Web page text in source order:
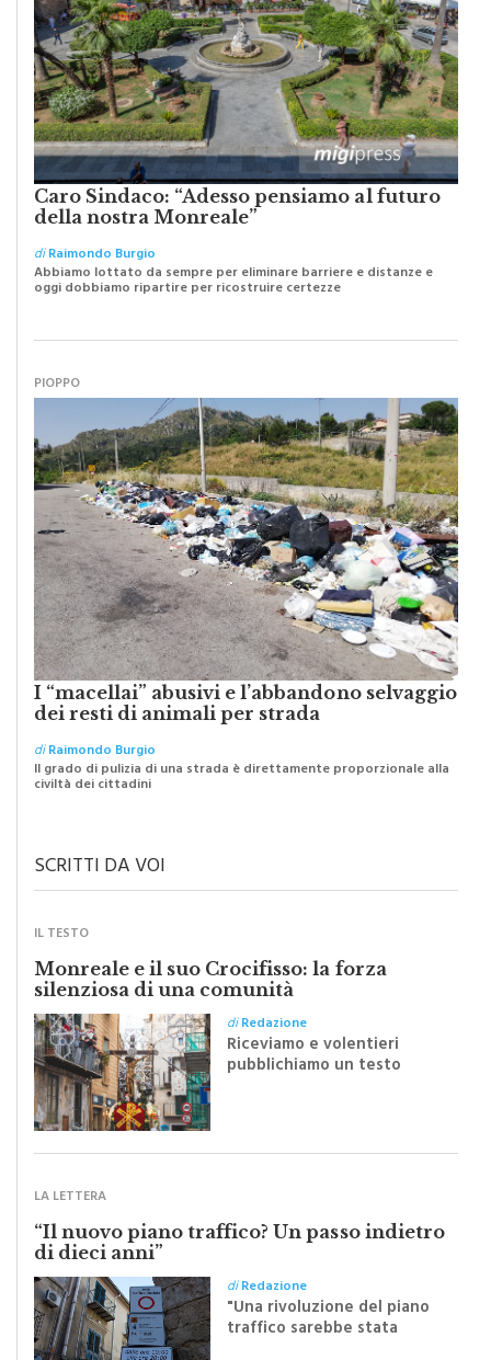
Caro Sindaco: “Adesso pensiamo al futuro
della nostra Monreale”
diRaimondo Burgio
Abbiamo lottato da sempre per eliminare barriere e distanze e
oggi dobbiamo ripartire per ricostruire certezze
I “macellai” abusivi e l’abbandono selvaggio
dei resti di animali per strada
diRaimondo Burgio
Il grado di pulizia di una strada è direttamente proporzionale alla
civiltà dei cittadini
Monreale e il suo Crocifisso: la forza
silenziosa di una comunità
diRedazione
Riceviamo e volentieri
pubblichiamo un testo
inviato dalla scrittrice
monrealese Mariella
“Il nuovo piano traffico? Un passo indietro
di dieci anni”
"Una rivoluzione del piano
traffico sarebbe stata
efficace se preceduta da
una rivoluzione culturale"